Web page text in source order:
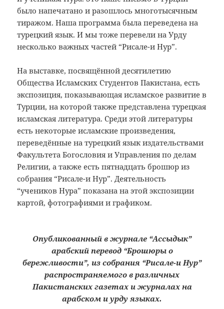
было напечатано и разошлось многотысячным
тиражом. Наша программа была переведена на
турецкий язык. И мы тоже перевели на Урду
несколько важных частей “Рисале-и Нур”.
На выставке, посвящённой десятилетию
Общества Исламских Студентов Пакистана, есть
экспозиция, показывающая исламское развитие в
Турции, на которой также представлена турецкая
исламская литература. Среди этой литературы
есть некоторые исламские произведения,
переведённые на турецкий язык издательствами
Факультета Богословия и Управления по делам
Религии, а также есть пятнадцать брошюр из
собрания “Рисале-и Нур”. Деятельность
“учеников Нура” показана на этой экспозиции
картой, фотографиями и графиком.
Опубликованный в журнале “Ассыдык”
арабский перевод “Брошюры о
бережливости”, из собрания “Рисале-и Нур”
распространяемого в различных
Пакистанских газетах и журналах на
арабском и урду языках.